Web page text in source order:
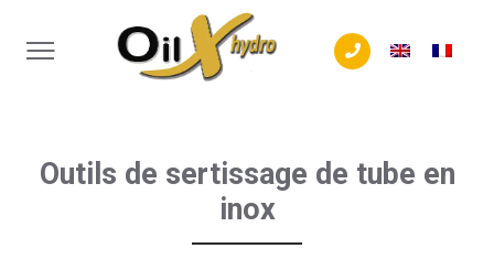
Tél. +32 (0) 4
Outils de sertissage de tube en
inox